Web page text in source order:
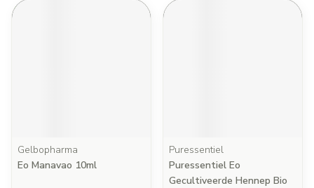
Gelbopharma
Eo Manavao 10ml
Puressentiel
Puressentiel Eo
Gecultiveerde Hennep Bio